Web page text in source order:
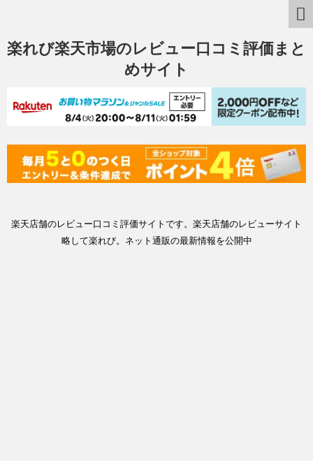
楽れび楽天市場のレビュー口コミ評価まと
めサイト
楽天店舗のレビュー口コミ評価サイトです。楽天店舗のレビューサイト
略して楽れび。ネット通販の最新情報を公開中